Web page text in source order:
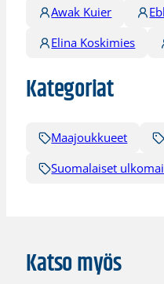
Awak Kuier
Elina Koskimies
Kategoriat
Maajoukkueet
Suomalaiset
Katso myös